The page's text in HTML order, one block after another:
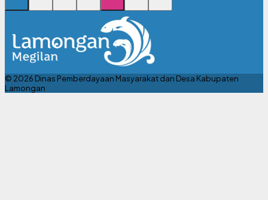
© 2026 Dinas Pemberdayaan Masyarakat dan Desa Kabupaten
Lamongan